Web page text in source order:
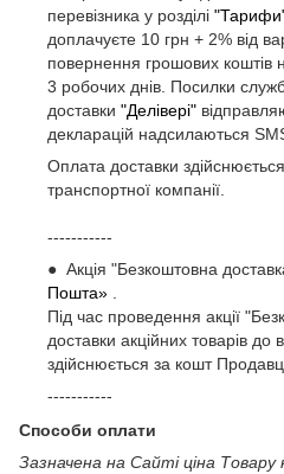
перевізника у розділі
доплачуєте 10 грн + 2% від
повернення грошових коштів
3 робочих днів. Посилки
доставки "Делівері"
декларацій надсилаються
Оплата доставки
транспортної компанії.
-----------
● Акція "Безкоштовна
Пошта»
Під час проведення акції
доставки акційних товарів до
здійснюється за кошт
-----------
Способи оплати
Зазначена на Сайті ціна